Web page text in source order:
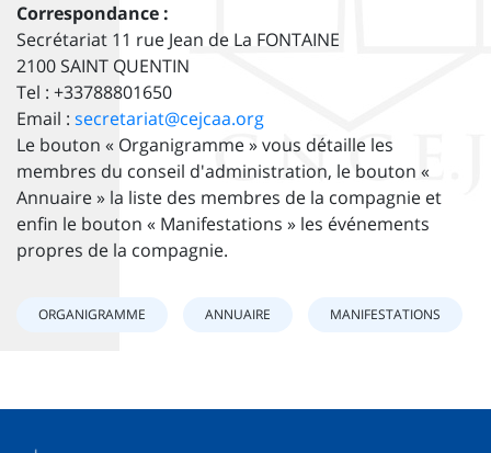
Correspondance :
Secrétariat 11 rue Jean de La FONTAINE
2100 SAINT QUENTIN
Tel : +33788801650
Email : secretariat@cejcaa.org
Le bouton « Organigramme » vous détaille les
membres du conseil d'administration, le bouton «
Annuaire » la liste des membres de la compagnie et
enfin le bouton « Manifestations » les événements
propres de la compagnie.
ORGANIGRAMME ANNUAIRE MANIFESTATIONS